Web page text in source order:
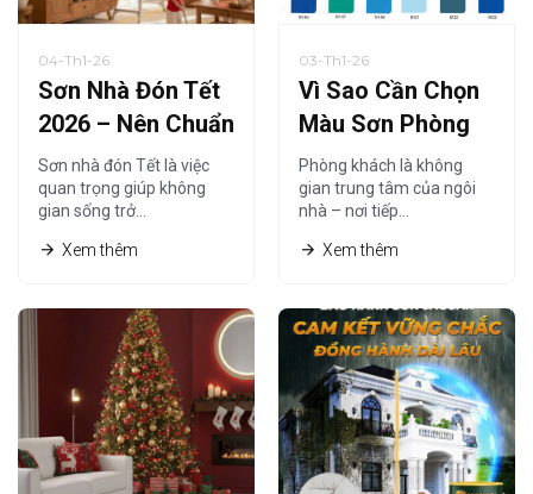
04-Th1-26
Sơn Nhà Đón Tết
2026 – Nên Chuẩn
Bị Từ Khi Nào Là
Hợp Lý?
Sơn nhà đón Tết là việc
quan trọng giúp không
gian sống trở…
Xem thêm
03-Th1-26
Vì Sao Cần Chọn
Màu Sơn Phòng
Khách Phù Hợp
Năm 2026?
Phòng khách là không
gian trung tâm của ngôi
nhà – nơi tiếp…
Xem thêm